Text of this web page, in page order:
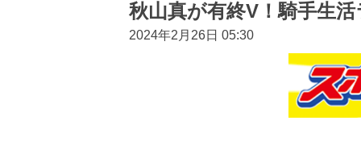
秋山真が有終V！騎手生
2024年2月26日 05:30